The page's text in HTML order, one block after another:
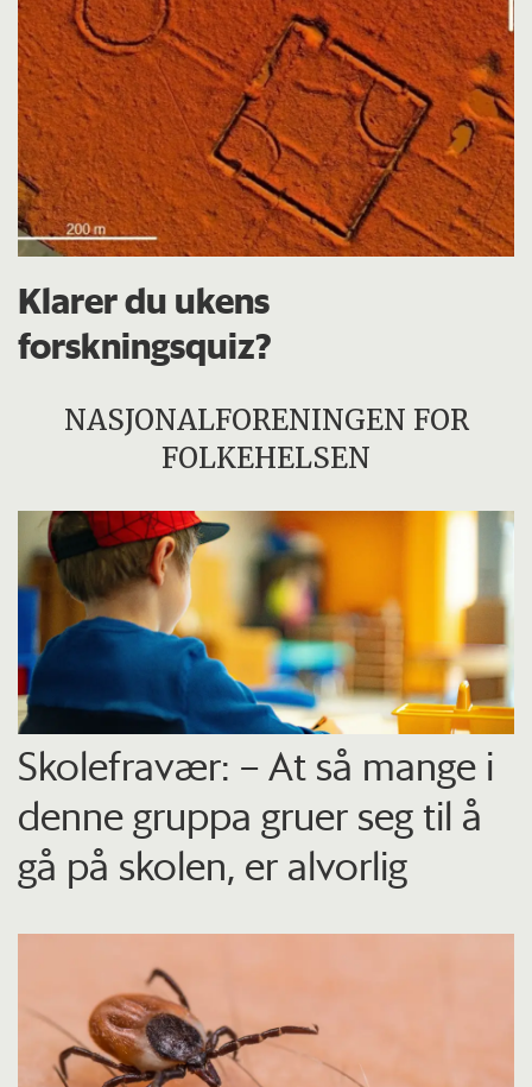
Klarer du ukens
forskningsquiz?
NASJONALFORENINGEN FOR
FOLKEHELSEN
Skolefravær: – At så mange i
denne gruppa gruer seg til å
gå på skolen, er alvorlig